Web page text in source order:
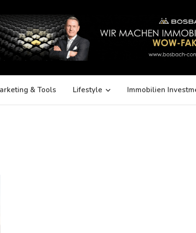
& Tools Lifestyle Immobilien